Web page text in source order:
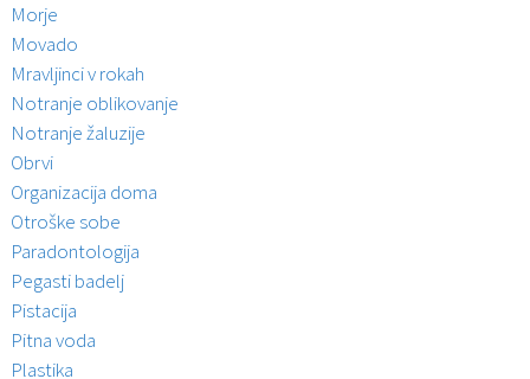
Morje
Movado
Mravljinci v rokah
Notranje oblikovanje
Notranje žaluzije
Obrvi
Organizacija doma
Otroške sobe
Paradontologija
Pegasti badelj
Pistacija
Pitna voda
Plastika